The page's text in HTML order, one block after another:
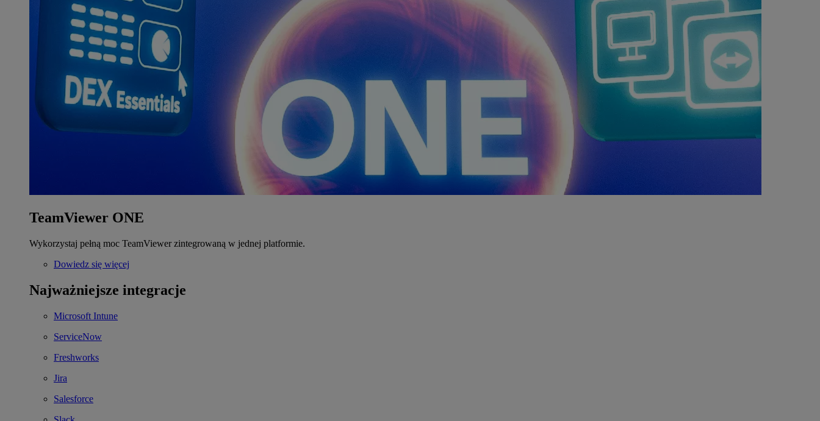
TeamViewer ONE
Wykorzystaj pełną moc TeamViewer zintegrowaną w jednej platformie.
Dowiedz się więcej
Najważniejsze integracje
Microsoft Intune
ServiceNow
Freshworks
Jira
Salesforce